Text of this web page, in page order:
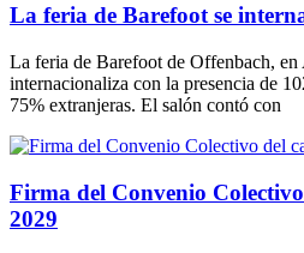
La feria de Barefoot se
La feria de Barefoot de Offenbach, en
internacionaliza con la presencia de
75% extranjeras. El salón contó con
Firma del Convenio
2029